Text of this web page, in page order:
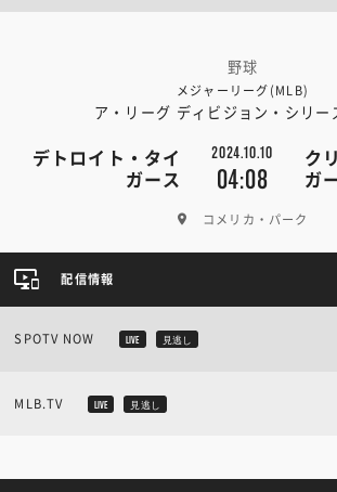
野球
メジャーリーグ(MLB)
ア・リーグ ディビジョン・シリー
デトロイト・タイ
ガース
2024.10.10
04:08
ク
ガ
コメリカ・パーク
配信情報
SPOTV NOW LIVE 見逃し
MLB.TV LIVE 見逃し